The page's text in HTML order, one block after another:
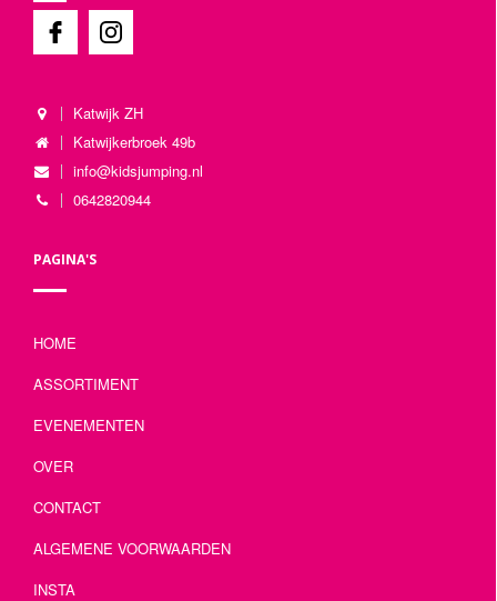
Katwijk ZH
Katwijkerbroek 49b
info@kidsjumping.nl
0642820944
PAGINA'S
HOME
ASSORTIMENT
EVENEMENTEN
OVER
CONTACT
ALGEMENE VOORWAARDEN
INSTA